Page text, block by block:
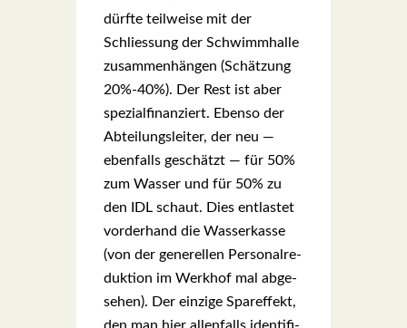
dürf­te teil­wei­se mit der
Schlies­sung der Schwimm­hal­le
zusam­men­hän­gen (Schät­zung
20%-40%). Der Rest ist aber
spe­zi­al­fi­nan­ziert. Eben­so der
Abtei­lungs­lei­ter, der neu —
eben­falls geschätzt — für 50%
zum Was­ser und für 50% zu
den IDL schaut. Dies ent­las­tet
vor­der­hand die Was­ser­kas­se
(von der gene­rel­len Per­so­nal­re­
duk­ti­on im Werk­hof mal abge­
se­hen). Der ein­zi­ge Spar­ef­fekt,
den man hier allen­falls iden­ti­fi­